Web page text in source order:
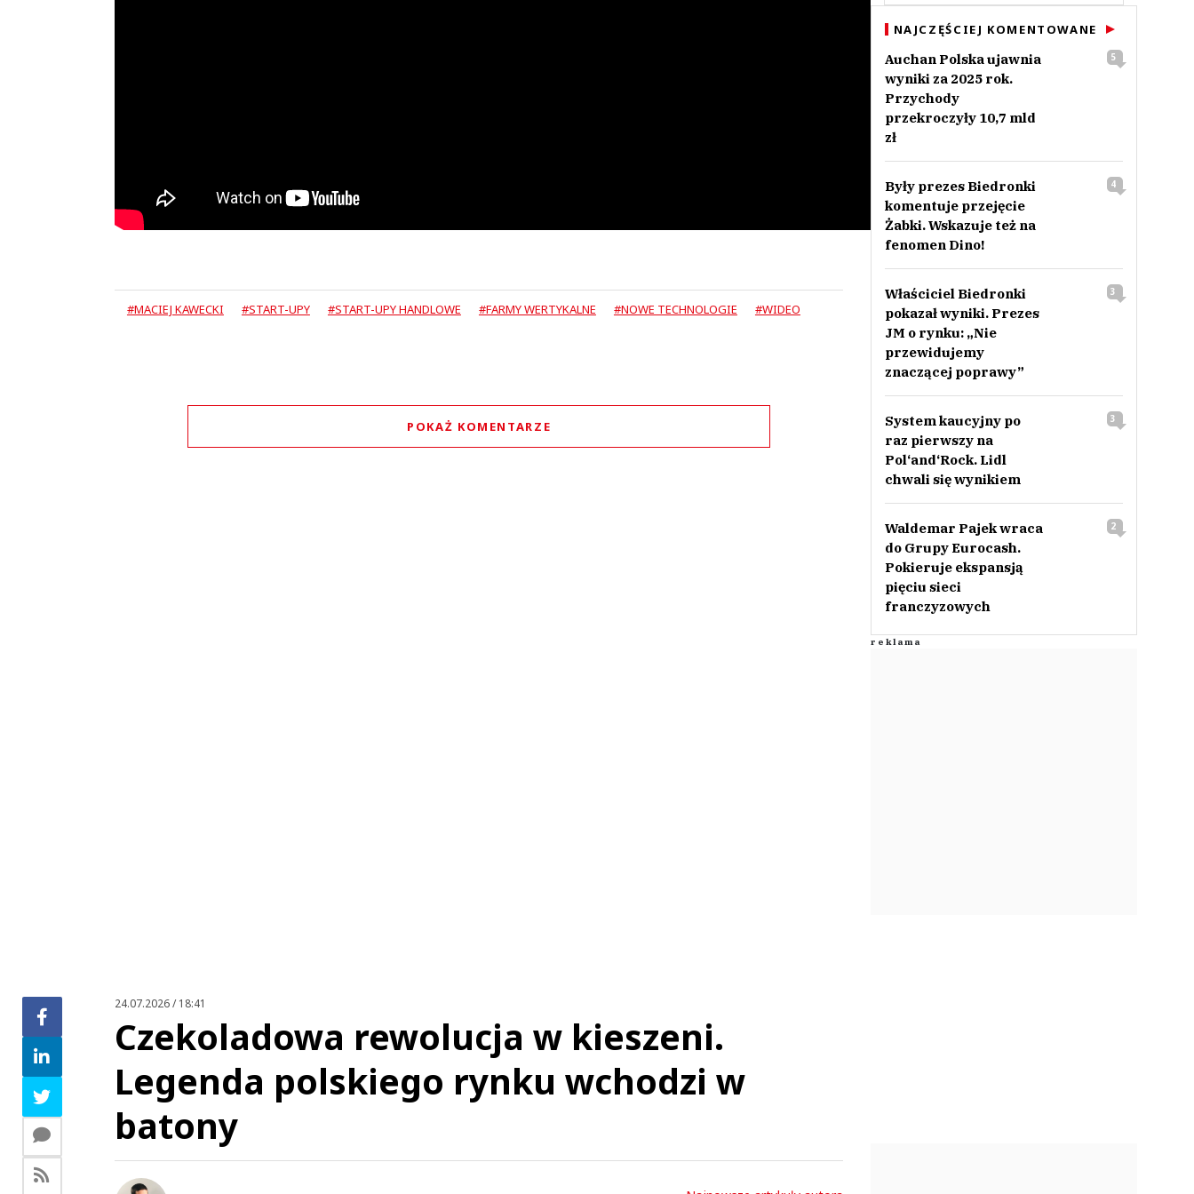
#MACIEJ KAWECKI #START-UPY #START-UPY HANDLOWE #FARMY WERTYKALNE #NOWE TECHNOLOGIE #WIDEO
POKAŻ KOMENTARZE
NAJCZĘŚCIEJ KOMENTOWANE
Auchan Polska ujawnia
wyniki za 2025 rok.
Przychody
przekroczyły 10,7 mld
zł
5
Były prezes Biedronki
komentuje przejęcie
Żabki. Wskazuje też na
fenomen Dino!
4
Właściciel Biedronki
pokazał wyniki. Prezes
JM o rynku: „Nie
przewidujemy
znaczącej poprawy”
3
System kaucyjny po
raz pierwszy na
Pol‘and‘Rock. Lidl
chwali się wynikiem
3
Waldemar Pajek wraca
do Grupy Eurocash.
Pokieruje ekspansją
pięciu sieci
franczyzowych
2
24.07.2026 / 18:41
Czekoladowa rewolucja w kieszeni.
Legenda polskiego rynku wchodzi w
batony